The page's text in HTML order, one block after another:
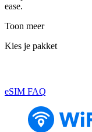
ease.
Toon meer
Kies je pakket
eSIM FAQ